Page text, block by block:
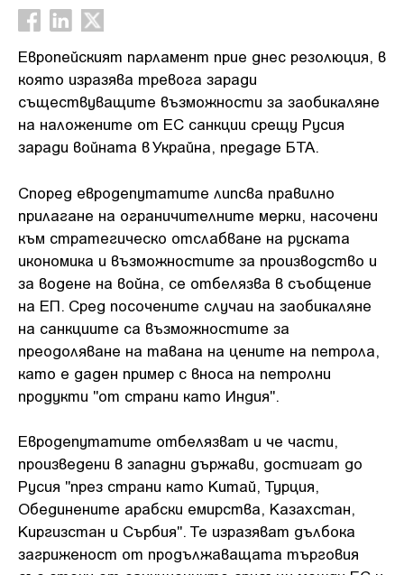
Европейският парламент прие днес резолюция, в
която изразява тревога заради
съществуващите възможности за заобикаляне
на наложените от ЕС санкции срещу Русия
заради войната в Украйна, предаде БТА.
Според евродепутатите липсва правилно
прилагане на ограничителните мерки, насочени
към стратегическо отслабване на руската
икономика и възможностите за производство и
за водене на война, се отбелязва в съобщение
на ЕП. Сред посочените случаи на заобикаляне
на санкциите са възможностите за
преодоляване на тавана на цените на петрола,
като е даден пример с вноса на петролни
продукти "от страни като Индия".
Евродепутатите отбелязват и че части,
произведени в западни държави, достигат до
Русия "през страни като Китай, Турция,
Обединените арабски емирства, Казахстан,
Киргизстан и Сърбия". Те изразяват дълбока
загриженост от продължаващата търговия